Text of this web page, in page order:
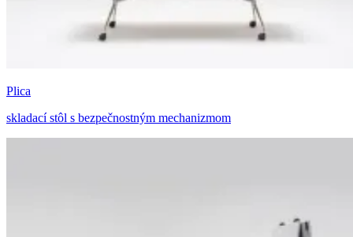
Plica
skladací stôl s bezpečnostným mechanizmom